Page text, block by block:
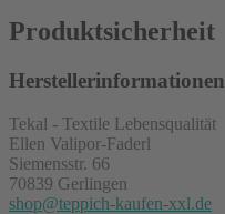
Produktsicherheit
Herstellerinformationen
Tekal - Textile Lebensqualität
Ellen Valipor-Faderl
Siemensstr. 66
70839 Gerlingen
shop@teppich-kaufen-xxl.de